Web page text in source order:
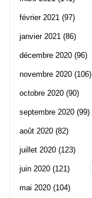
février 2021 (97)
janvier 2021 (86)
décembre 2020 (96)
novembre 2020 (106)
octobre 2020 (90)
septembre 2020 (99)
août 2020 (82)
juillet 2020 (123)
juin 2020 (121)
mai 2020 (104)